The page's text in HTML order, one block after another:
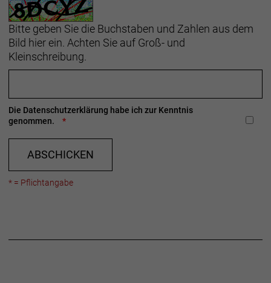
Bitte geben Sie die Buchstaben und Zahlen aus dem
Bild hier ein. Achten Sie auf Groß- und
Kleinschreibung.
Die Datenschutzerklärung habe ich zur Kenntnis
genommen.
ABSCHICKEN
* = Pflichtangabe